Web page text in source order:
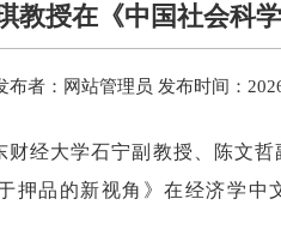
教授在《中国社会科
布者：网站管理员 发布时间：
财经大学石宁副教授、陈文
押品的新视角》在经济学中